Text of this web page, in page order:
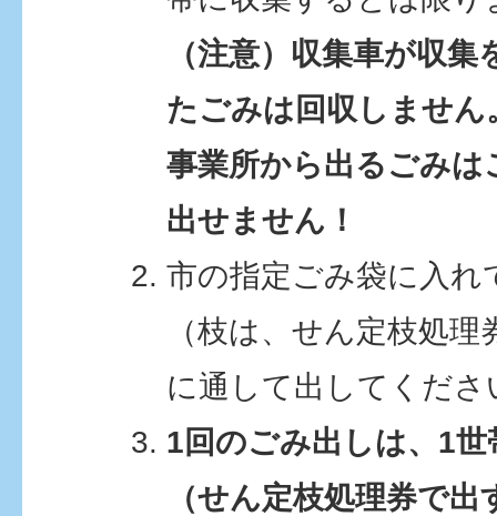
（注意）収集車が収
たごみは回収しません
事業所から出るごみ
出せません！
市の指定ごみ袋に入れ
（枝は、せん定枝処
に通して出してくださ
1回のごみ出しは、1
（せん定枝処理券で